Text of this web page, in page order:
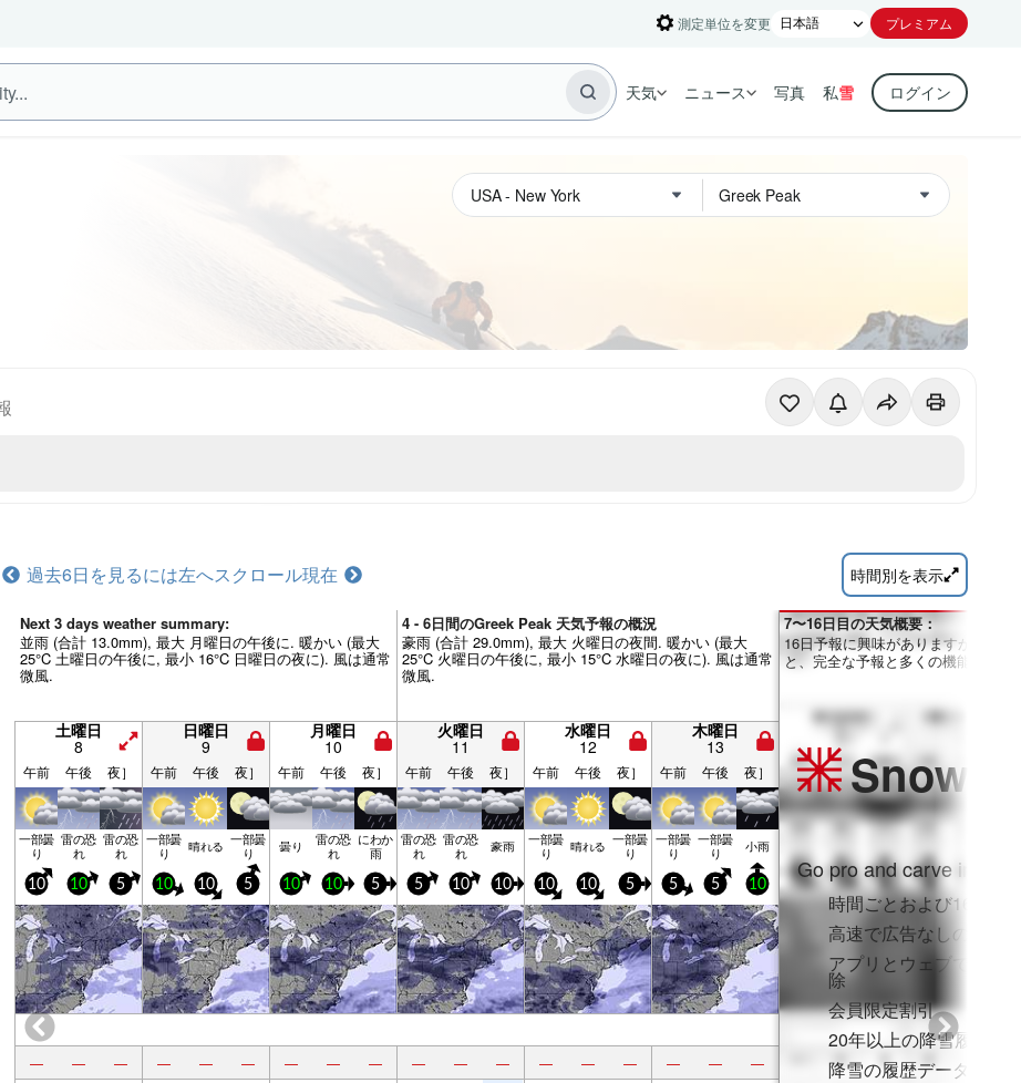
測定単位を変更 プレミアム
天気 ニュース 写真 私雪 ログイン
過去6日を見るには左へスクロール現在 時間別を表示
Next 3 days weather summary:
並雨 (合計 13.0mm), 最大 月曜日の午後に. 暖かい (最大
25°C 土曜日の午後に, 最小 16°C 日曜日の夜に). 風は通常
微風.
4 - 6日間のGreek Peak 天気予報の概況
豪雨 (合計 29.0mm), 最大 火曜日の夜間. 暖かい (最大
25°C 火曜日の午後に, 最小 15°C 水曜日の夜に). 風は通常
微風.
土曜日
8
日曜日
9
月曜日
10
火曜日
11
水曜日
12
木曜日
13
午前 午後 夜］ 午前 午後 夜］ 午前 午後 夜］ 午前 午後 夜］ 午前 午後 夜］ 午前 午後 夜］
一部曇
り
雷の恐
れ
雷の恐
れ
一部曇
り 晴れる 一部曇
り 曇り 雷の恐
れ
にわか
雨
雷の恐
れ
雷の恐
れ 豪雨 一部曇
り 晴れる 一部曇
り
一部曇
り
一部曇
り 小雨
10 10 5 10 10 5 10 10 5 5 10 10 10 10 5 5 5 10
— — — — — — — — — — — — — — — — — —
7〜16日目の天気概要：
16日予報に興味がありますか？Pro
と、完全な予報と多くの機能を利用
Snow
Go pro and carve into:
時間ごとおよび16日間
高速で広告なしのブラ
アプリとウェブでフル
除
会員限定割引
20年以上の降雪履歴
降雪の履歴データ